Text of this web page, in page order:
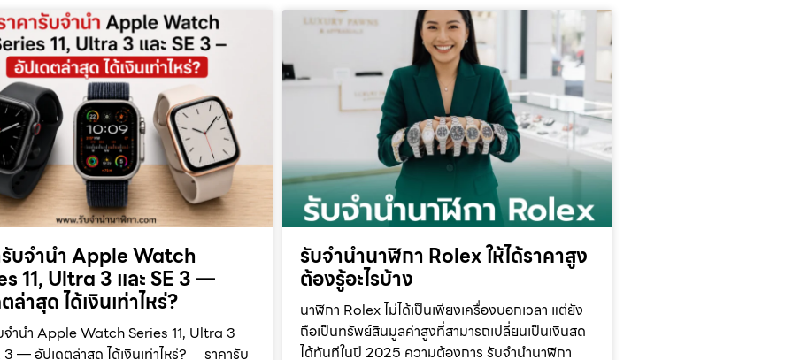
บจำนำ Apple Watch
11, Ultra 3 และ SE 3 —
ล่าสุด ได้เงินเท่าไหร่?
จำนำ Apple Watch Series 11, Ultra 3
3 — อัปเดตล่าสุด ได้เงินเท่าไหร่? ราคารับ
รับจำนำนาฬิกา Rolex ให้ได้ราคาสูง
ต้องรู้อะไรบ้าง
นาฬิกา Rolex ไม่ได้เป็นเพียงเครื่องบอกเวลา แต่ยัง
ถือเป็นทรัพย์สินมูลค่าสูงที่สามารถเปลี่ยนเป็นเงินสด
ได้ทันทีในปี 2025 ความต้องการ รับจำนำนาฬิกา